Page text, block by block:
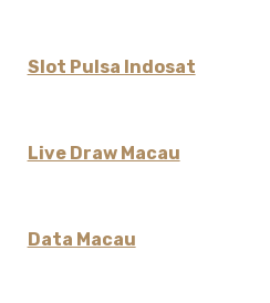
Slot Pulsa Indosat
Live Draw Macau
Data Macau